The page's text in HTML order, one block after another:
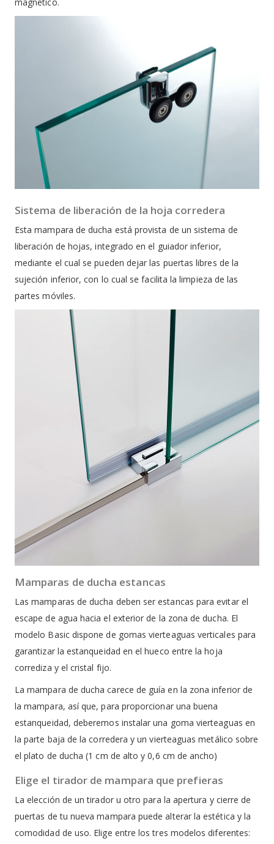
Sistema de liberación de la hoja corredera
Esta mampara de ducha está provista de un sistema de
liberación de hojas, integrado en el guiador inferior,
mediante el cual se pueden dejar las puertas libres de la
sujeción inferior, con lo cual se facilita la limpieza de las
partes móviles.
Mamparas de ducha estancas
Las mamparas de ducha deben ser estancas para evitar el
escape de agua hacia el exterior de la zona de ducha. El
modelo Basic dispone de gomas vierteaguas verticales para
garantizar la estanqueidad en el hueco entre la hoja
corrediza y el cristal fijo.
La mampara de ducha carece de guía en la zona inferior de
la mampara, así que, para proporcionar una buena
estanqueidad, deberemos instalar una goma vierteaguas en
la parte baja de la corredera y un vierteaguas metálico sobre
el plato de ducha (1 cm de alto y 0,6 cm de ancho)
Elige el tirador de mampara que prefieras
La elección de un tirador u otro para la apertura y cierre de
puertas de tu nueva mampara puede alterar la estética y la
comodidad de uso. Elige entre los tres modelos diferentes: